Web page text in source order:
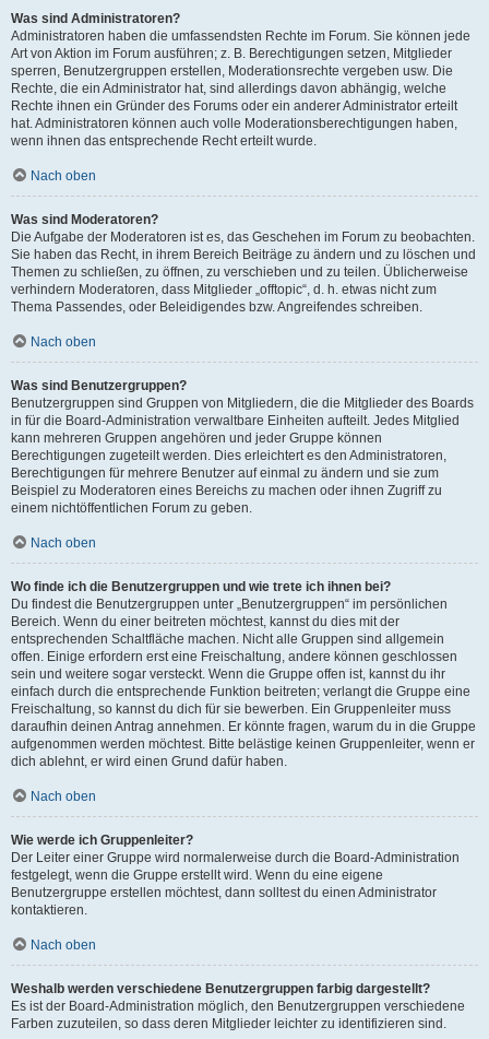
Was sind Administratoren?
Administratoren haben die umfassendsten Rechte im Forum. Sie können jede
Art von Aktion im Forum ausführen; z. B. Berechtigungen setzen, Mitglieder
sperren, Benutzergruppen erstellen, Moderationsrechte vergeben usw. Die
Rechte, die ein Administrator hat, sind allerdings davon abhängig, welche
Rechte ihnen ein Gründer des Forums oder ein anderer Administrator erteilt
hat. Administratoren können auch volle Moderationsberechtigungen haben,
wenn ihnen das entsprechende Recht erteilt wurde.
Nach oben
Was sind Moderatoren?
Die Aufgabe der Moderatoren ist es, das Geschehen im Forum zu beobachten.
Sie haben das Recht, in ihrem Bereich Beiträge zu ändern und zu löschen und
Themen zu schließen, zu öffnen, zu verschieben und zu teilen. Üblicherweise
verhindern Moderatoren, dass Mitglieder „offtopic“, d. h. etwas nicht zum
Thema Passendes, oder Beleidigendes bzw. Angreifendes schreiben.
Nach oben
Was sind Benutzergruppen?
Benutzergruppen sind Gruppen von Mitgliedern, die die Mitglieder des Boards
in für die Board-Administration verwaltbare Einheiten aufteilt. Jedes Mitglied
kann mehreren Gruppen angehören und jeder Gruppe können
Berechtigungen zugeteilt werden. Dies erleichtert es den Administratoren,
Berechtigungen für mehrere Benutzer auf einmal zu ändern und sie zum
Beispiel zu Moderatoren eines Bereichs zu machen oder ihnen Zugriff zu
einem nichtöffentlichen Forum zu geben.
Nach oben
Wo finde ich die Benutzergruppen und wie trete ich ihnen bei?
Du findest die Benutzergruppen unter „Benutzergruppen“ im persönlichen
Bereich. Wenn du einer beitreten möchtest, kannst du dies mit der
entsprechenden Schaltfläche machen. Nicht alle Gruppen sind allgemein
offen. Einige erfordern erst eine Freischaltung, andere können geschlossen
sein und weitere sogar versteckt. Wenn die Gruppe offen ist, kannst du ihr
einfach durch die entsprechende Funktion beitreten; verlangt die Gruppe eine
Freischaltung, so kannst du dich für sie bewerben. Ein Gruppenleiter muss
daraufhin deinen Antrag annehmen. Er könnte fragen, warum du in die Gruppe
aufgenommen werden möchtest. Bitte belästige keinen Gruppenleiter, wenn er
dich ablehnt, er wird einen Grund dafür haben.
Nach oben
Wie werde ich Gruppenleiter?
Der Leiter einer Gruppe wird normalerweise durch die Board-Administration
festgelegt, wenn die Gruppe erstellt wird. Wenn du eine eigene
Benutzergruppe erstellen möchtest, dann solltest du einen Administrator
kontaktieren.
Nach oben
Weshalb werden verschiedene Benutzergruppen farbig dargestellt?
Es ist der Board-Administration möglich, den Benutzergruppen verschiedene
Farben zuzuteilen, so dass deren Mitglieder leichter zu identifizieren sind.